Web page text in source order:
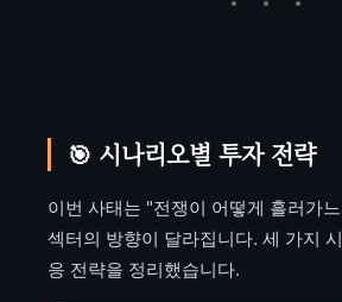
🎯 시나리오별 투자 전략
이번 사태는 "전쟁이 어떻게 흘러가
섹터의 방향이 달라집니다. 세 가지
응 전략을 정리했습니다.